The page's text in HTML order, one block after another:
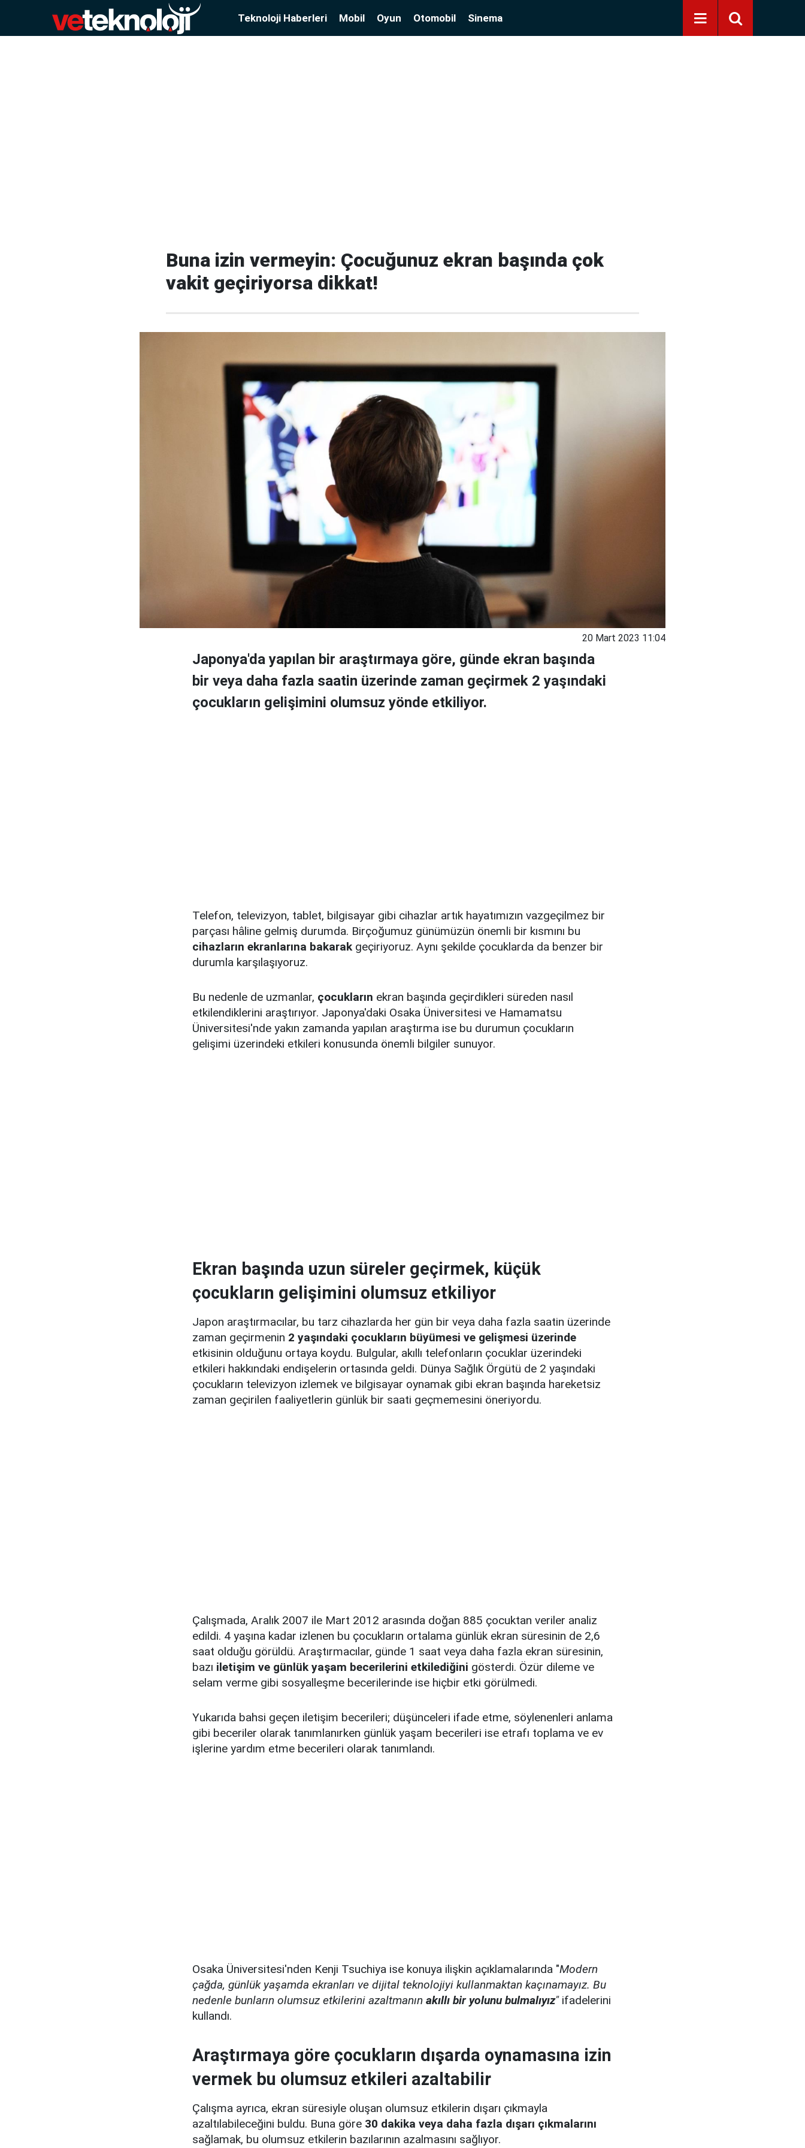
Teknoloji Haberleri Mobil Oyun Otomobil Sinema
Buna izin vermeyin: Çocuğunuz ekran başında çok
vakit geçiriyorsa dikkat!
20 Mart 2023 11:04
Japonya'da yapılan bir araştırmaya göre, günde ekran başında
bir veya daha fazla saatin üzerinde zaman geçirmek 2 yaşındaki
çocukların gelişimini olumsuz yönde etkiliyor.
Telefon, televizyon, tablet, bilgisayar gibi cihazlar artık hayatımızın vazgeçilmez bir
parçası hâline gelmiş durumda. Birçoğumuz günümüzün önemli bir kısmını bu
cihazların ekranlarına bakarak geçiriyoruz. Aynı şekilde çocuklarda da benzer bir
durumla karşılaşıyoruz.
Bu nedenle de uzmanlar, çocukların ekran başında geçirdikleri süreden nasıl
etkilendiklerini araştırıyor. Japonya'daki Osaka Üniversitesi ve Hamamatsu
Üniversitesi'nde yakın zamanda yapılan araştırma ise bu durumun çocukların
gelişimi üzerindeki etkileri konusunda önemli bilgiler sunuyor.
Ekran başında uzun süreler geçirmek, küçük
çocukların gelişimini olumsuz etkiliyor
Japon araştırmacılar, bu tarz cihazlarda her gün bir veya daha fazla saatin üzerinde
zaman geçirmenin 2 yaşındaki çocukların büyümesi ve gelişmesi üzerinde
etkisinin olduğunu ortaya koydu. Bulgular, akıllı telefonların çocuklar üzerindeki
etkileri hakkındaki endişelerin ortasında geldi. Dünya Sağlık Örgütü de 2 yaşındaki
çocukların televizyon izlemek ve bilgisayar oynamak gibi ekran başında hareketsiz
zaman geçirilen faaliyetlerin günlük bir saati geçmemesini öneriyordu.
Çalışmada, Aralık 2007 ile Mart 2012 arasında doğan 885 çocuktan veriler analiz
edildi. 4 yaşına kadar izlenen bu çocukların ortalama günlük ekran süresinin de 2,6
saat olduğu görüldü. Araştırmacılar, günde 1 saat veya daha fazla ekran süresinin,
bazı iletişim ve günlük yaşam becerilerini etkilediğini gösterdi. Özür dileme ve
selam verme gibi sosyalleşme becerilerinde ise hiçbir etki görülmedi.
Yukarıda bahsi geçen iletişim becerileri; düşünceleri ifade etme, söylenenleri anlama
gibi beceriler olarak tanımlanırken günlük yaşam becerileri ise etrafı toplama ve ev
işlerine yardım etme becerileri olarak tanımlandı.
Osaka Üniversitesi'nden Kenji Tsuchiya ise konuya ilişkin açıklamalarında "Modern
çağda, günlük yaşamda ekranları ve dijital teknolojiyi kullanmaktan kaçınamayız. Bu
nedenle bunların olumsuz etkilerini azaltmanın akıllı bir yolunu bulmalıyız"ifadelerini
kullandı.
Araştırmaya göre çocukların dışarda oynamasına izin
vermek bu olumsuz etkileri azaltabilir
Çalışma ayrıca, ekran süresiyle oluşan olumsuz etkilerin dışarı çıkmayla
azaltılabileceğini buldu. Buna göre 30 dakika veya daha fazla dışarı çıkmalarını
sağlamak, bu olumsuz etkilerin bazılarının azalmasını sağlıyor.